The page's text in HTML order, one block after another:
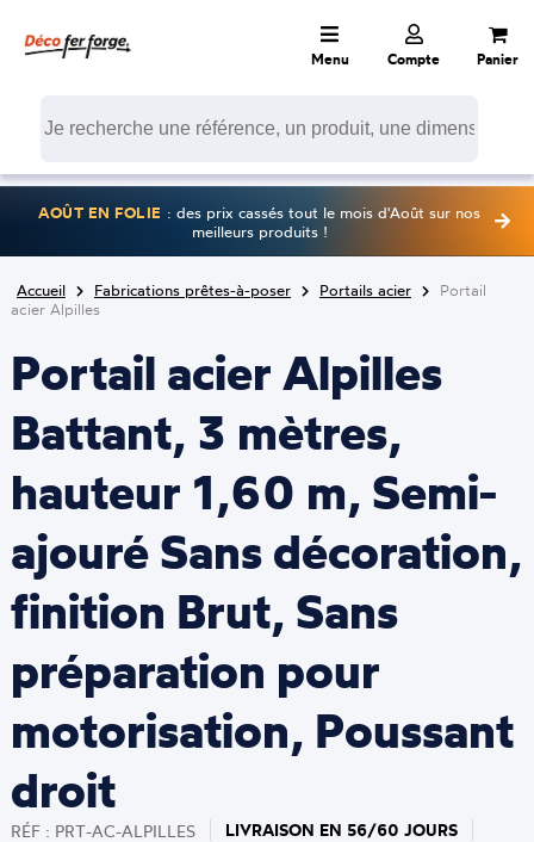
Menu Compte Panier
AOÛT EN FOLIE : des prix cassés tout le mois d'Août sur nos
meilleurs produits !
Accueil Fabrications prêtes-à-poser Portails acier
Portail
acier Alpilles
Portail acier Alpilles
Battant, 3 mètres,
hauteur 1,60 m, Semi-
ajouré Sans décoration,
finition Brut, Sans
préparation pour
motorisation, Poussant
droit
RÉF : PRT-AC-ALPILLES LIVRAISON EN 56/60 JOURS